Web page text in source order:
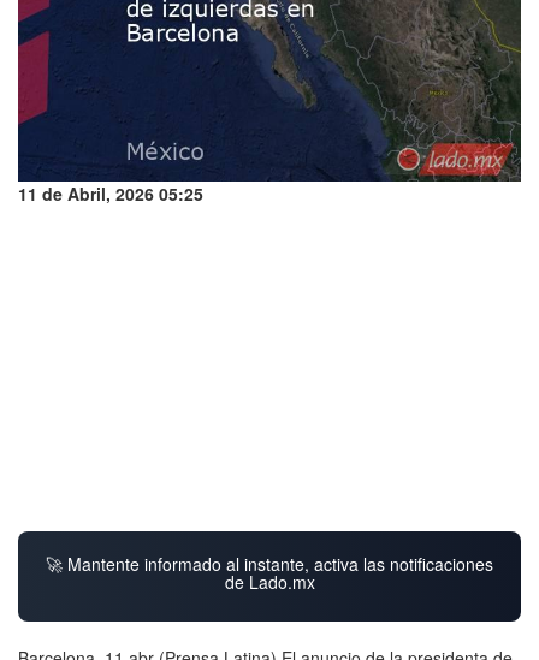
11 de Abril, 2026 05:25
🚀 Mantente informado al instante, activa las notificaciones
de Lado.mx